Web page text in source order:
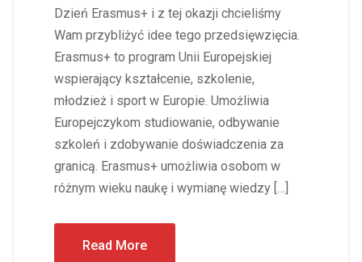
Dzień Erasmus+ i z tej okazji chcieliśmy
Wam przybliżyć idee tego przedsięwzięcia.
Erasmus+ to program Unii Europejskiej
wspierający kształcenie, szkolenie,
młodzież i sport w Europie. Umożliwia
Europejczykom studiowanie, odbywanie
szkoleń i zdobywanie doświadczenia za
granicą. Erasmus+ umożliwia osobom w
różnym wieku naukę i wymianę wiedzy […]
Read More